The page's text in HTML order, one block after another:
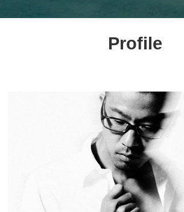
Profile